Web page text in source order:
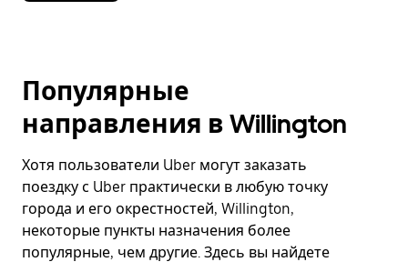
Популярные
направления в Willington
Хотя пользователи Uber могут заказать
поездку с Uber практически в любую точку
города и его окрестностей, Willington,
некоторые пункты назначения более
популярные, чем другие. Здесь вы найдете